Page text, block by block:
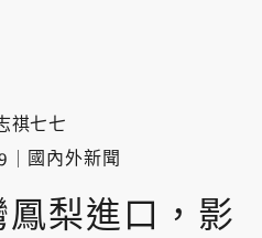
祺七七
國內外新聞
梨進口，影